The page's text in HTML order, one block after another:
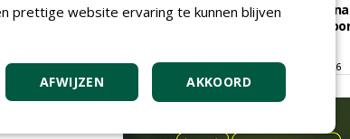
GaLaBau 2026:
ontmoetingsplek voor
t/m vrijdag 18 september 2026
prettige website ervaring te kunnen blijven
AKKOORD
AFWIJZEN